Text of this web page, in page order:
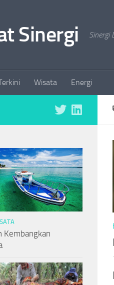
Sinergi Sinergi
Wisata Energi
Kembangkan